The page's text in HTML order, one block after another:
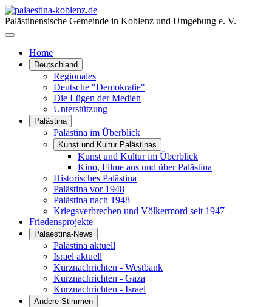
Palästinensische Gemeinde in Koblenz und Umgebung e. V.
Home
Deutschland
Regionales
Deutsche "Demokratie"
Die Lügen der Medien
Unterstützung
Palästina
Palästina im Überblick
Kunst und Kultur Palästinas
Kunst und Kultur im Überblick
Kino, Filme aus und über Palästina
Historisches Palästina
Palästina vor 1948
Palästina nach 1948
Kriegsverbrechen und Völkermord seit 1947
Friedensprojekte
Palaestina-News
Palästina aktuell
Israel aktuell
Kurznachrichten - Westbank
Kurznachrichten - Gaza
Kurznachrichten - Israel
Andere Stimmen